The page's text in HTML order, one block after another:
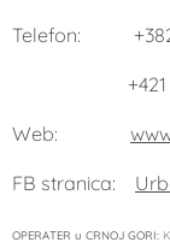
Telefon: +382
+421 914
Web:
FB stranica:
OPERATER u CRNOJ GORI: